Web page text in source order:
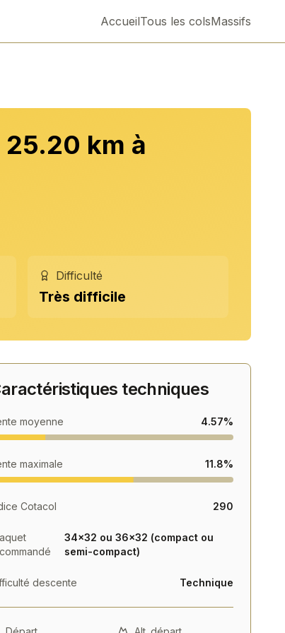
AccueilTous les colsMassifs
25.20 km à
Difficulté
Très difficile
techniques
moyenne 4.57%
maximale 11.8%
Cotacol 290
34×32 ou 36×32 (compact ou
semi-compact)
descente Technique